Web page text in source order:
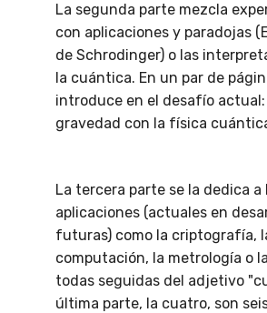
La segunda parte mezcla
con aplicaciones y paradojas
de Schrodinger) o las
la cuántica. En un par de
introduce en el desafío
gravedad con la física
La tercera parte se la dedica a
aplicaciones (actuales en
futuras) como la criptografía,
computación, la metrología o
todas seguidas del adjetivo
última parte, la cuatro, son